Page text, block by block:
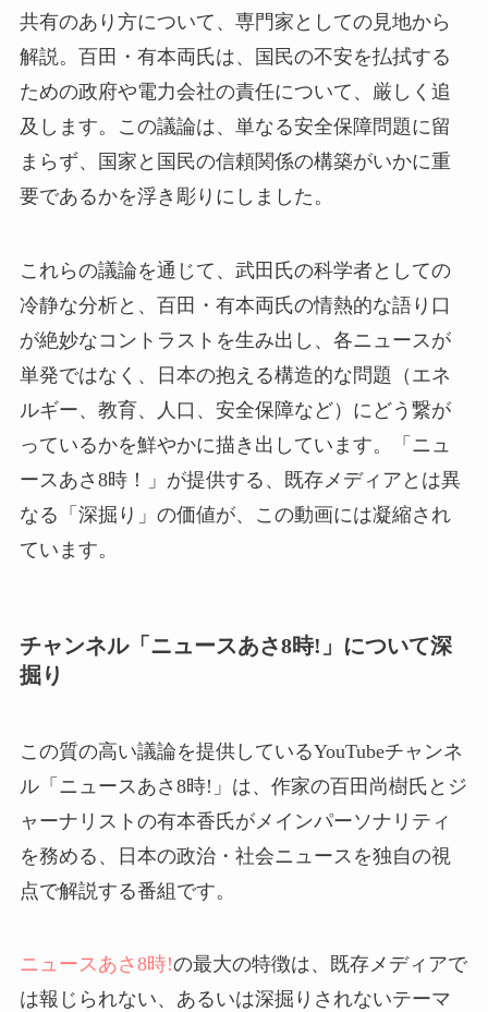
共有のあり方について、専門家としての見地から
解説。百田・有本両氏は、国民の不安を払拭する
ための政府や電力会社の責任について、厳しく追
及します。この議論は、単なる安全保障問題に留
まらず、国家と国民の信頼関係の構築がいかに重
要であるかを浮き彫りにしました。
これらの議論を通じて、武田氏の科学者としての
冷静な分析と、百田・有本両氏の情熱的な語り口
が絶妙なコントラストを生み出し、各ニュースが
単発ではなく、日本の抱える構造的な問題（エネ
ルギー、教育、人口、安全保障など）にどう繋が
っているかを鮮やかに描き出しています。「ニュ
ースあさ8時！」が提供する、既存メディアとは異
なる「深掘り」の価値が、この動画には凝縮され
ています。
チャンネル「ニュースあさ8時!」について深
掘り
この質の高い議論を提供しているYouTubeチャンネ
ル「ニュースあさ8時!」は、作家の百田尚樹氏とジ
ャーナリストの有本香氏がメインパーソナリティ
を務める、日本の政治・社会ニュースを独自の視
点で解説する番組です。
ニュースあさ8時!の最大の特徴は、既存メディアで
は報じられない、あるいは深掘りされないテーマ